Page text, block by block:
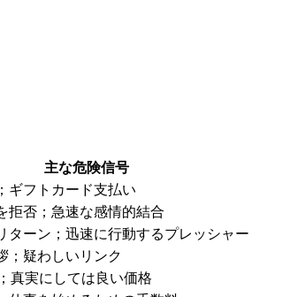
主な危険信号
ギフトカード支払い
拒否；急速な感情的結合
ターン；迅速に行動するプレッシャー
；疑わしいリンク
真実にしては良い価格